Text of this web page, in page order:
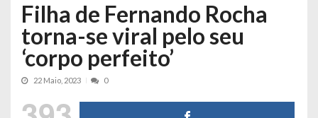
Filha de Fernando Rocha
torna-se viral pelo seu
‘corpo perfeito’
22 Maio, 2023 0